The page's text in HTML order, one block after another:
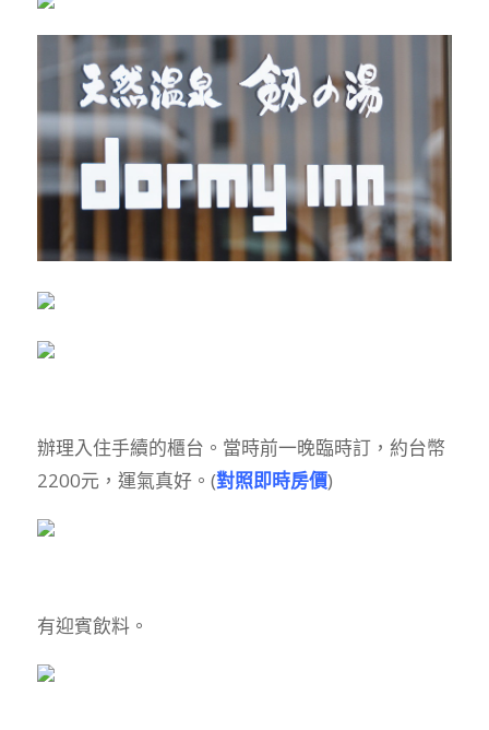
辦理入住手續的櫃台。當時前一晚臨時訂，約台幣
2200元，運氣真好。(對照即時房價)
有迎賓飲料。